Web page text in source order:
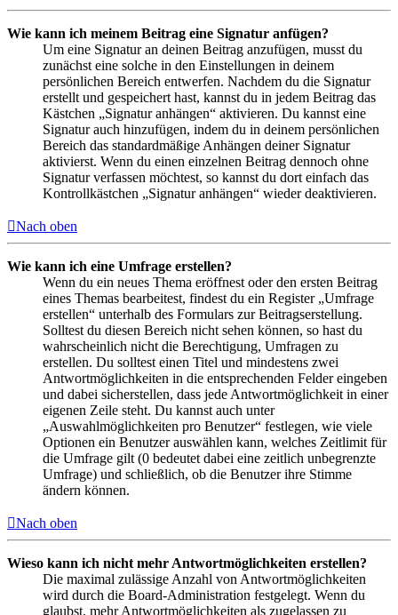
Wie kann ich meinem Beitrag eine Signatur anfügen?
Um eine Signatur an deinen Beitrag anzufügen, musst du
zunächst eine solche in den Einstellungen in deinem
persönlichen Bereich entwerfen. Nachdem du die Signatur
erstellt und gespeichert hast, kannst du in jedem Beitrag das
Kästchen „Signatur anhängen“ aktivieren. Du kannst eine
Signatur auch hinzufügen, indem du in deinem persönlichen
Bereich das standardmäßige Anhängen deiner Signatur
aktivierst. Wenn du einen einzelnen Beitrag dennoch ohne
Signatur verfassen möchtest, so kannst du dort einfach das
Kontrollkästchen „Signatur anhängen“ wieder deaktivieren.
Nach oben
Wie kann ich eine Umfrage erstellen?
Wenn du ein neues Thema eröffnest oder den ersten Beitrag
eines Themas bearbeitest, findest du ein Register „Umfrage
erstellen“ unterhalb des Formulars zur Beitragserstellung.
Solltest du diesen Bereich nicht sehen können, so hast du
wahrscheinlich nicht die Berechtigung, Umfragen zu
erstellen. Du solltest einen Titel und mindestens zwei
Antwortmöglichkeiten in die entsprechenden Felder eingeben
und dabei sicherstellen, dass jede Antwortmöglichkeit in einer
eigenen Zeile steht. Du kannst auch unter
„Auswahlmöglichkeiten pro Benutzer“ festlegen, wie viele
Optionen ein Benutzer auswählen kann, welches Zeitlimit für
die Umfrage gilt (0 bedeutet dabei eine zeitlich unbegrenzte
Umfrage) und schließlich, ob die Benutzer ihre Stimme
ändern können.
Nach oben
Wieso kann ich nicht mehr Antwortmöglichkeiten erstellen?
Die maximal zulässige Anzahl von Antwortmöglichkeiten
wird durch die Board-Administration festgelegt. Wenn du
glaubst, mehr Antwortmöglichkeiten als zugelassen zu